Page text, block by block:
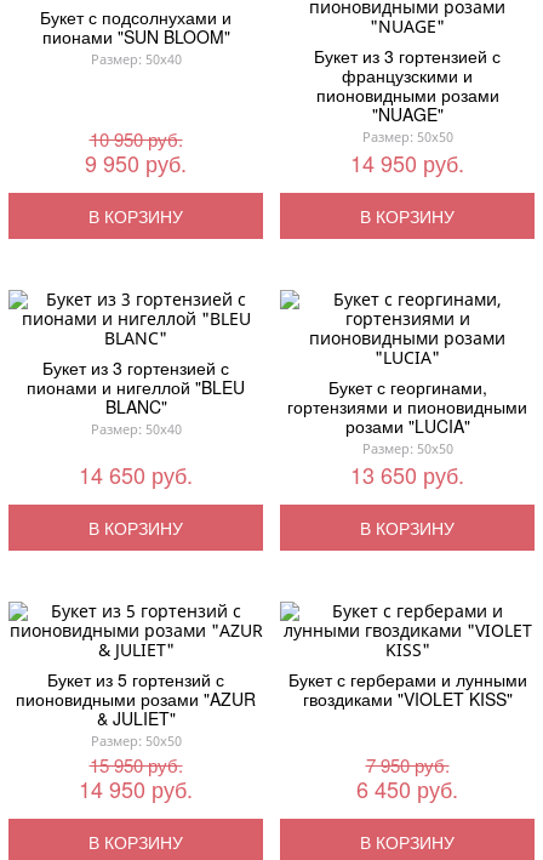
Букет с подсолнухами и
пионами "SUN BLOOM"
Размер: 50x40
10 950 руб.
9 950 руб.
В КОРЗИНУ
Букет из 3 гортензией с
французскими и
пионовидными розами
"NUAGE"
Размер: 50x50
14 950 руб.
В КОРЗИНУ
Букет из 3 гортензией с
пионами и нигеллой "BLEU
BLANC"
Размер: 50x40
14 650 руб.
В КОРЗИНУ
Букет с георгинами,
гортензиями и пионовидными
розами "LUCIA"
Размер: 50x50
13 650 руб.
В КОРЗИНУ
Букет из 5 гортензий с
пионовидными розами "AZUR
& JULIET"
Размер: 50x50
15 950 руб.
14 950 руб.
В КОРЗИНУ
Букет с герберами и лунными
гвоздиками "VIOLET KISS"
7 950 руб.
6 450 руб.
В КОРЗИНУ